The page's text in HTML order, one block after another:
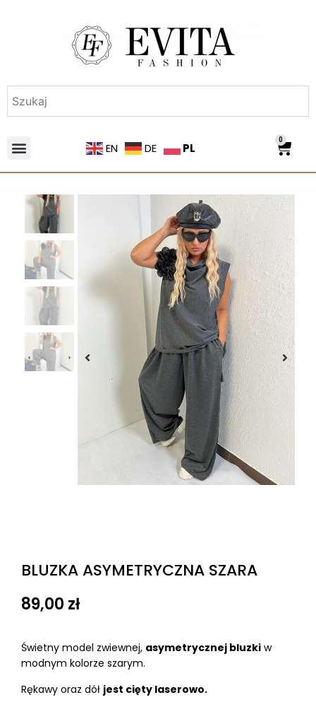
EN DE PL
0
BLUZKA ASYMETRYCZNA SZARA
89,00 zł
Świetny model zwiewnej, asymetrycznej bluzki w
modnym kolorze szarym.
Rękawy oraz dół jest cięty laserowo.